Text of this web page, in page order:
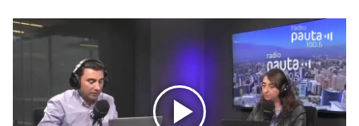
Entretención y Cultura Opinión
Dato en Pauta Señal 2
Contenido Patrocinado